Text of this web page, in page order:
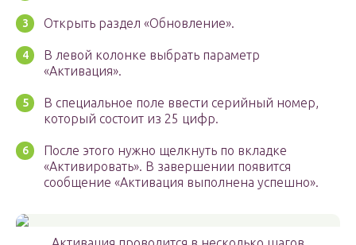
Открыть раздел «Обновление».
В левой колонке выбрать параметр
«Активация».
В специальное поле ввести серийный номер,
который состоит из 25 цифр.
После этого нужно щелкнуть по вкладке
«Активировать». В завершении появится
сообщение «Активация выполнена успешно».